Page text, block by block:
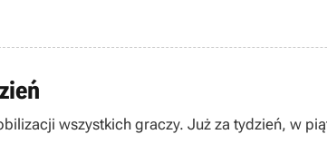
wszystkich graczy. Już za tydzień, w